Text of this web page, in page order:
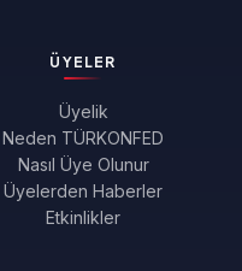
ÜYELER
Üyelik
Neden TÜRKONFED
Nasıl Üye Olunur
Üyelerden Haberler
Etkinlikler